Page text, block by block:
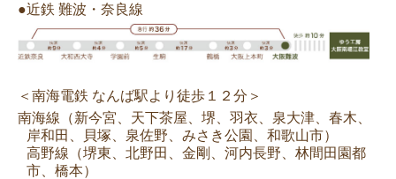
●近鉄 難波・奈良線
＜南海電鉄 なんば駅より徒歩１２分＞
南海線（新今宮、天下茶屋、堺、羽衣、泉大津、春木、
岸和田、貝塚、泉佐野、みさき公園、和歌山市）
高野線（堺東、北野田、金剛、河内長野、林間田園都
市、橋本）